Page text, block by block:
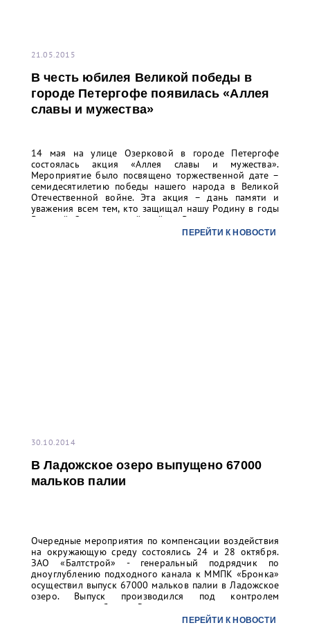
21.05.2015
В честь юбилея Великой победы в
городе Петергофе появилась «Аллея
славы и мужества»
14 мая на улице Озерковой в городе Петергофе
состоялась акция «Аллея славы и мужества».
Мероприятие было посвящено торжественной дате –
семидесятилетию победы нашего народа в Великой
Отечественной войне. Эта акция – дань памяти и
уважения всем тем, кто защищал нашу Родину в годы
Великой Отечественной войны. В ходе мероприятия
ветераны и участники войны, жители блокадного
ПЕРЕЙТИ К НОВОСТИ
30.10.2014
В Ладожское озеро выпущено 67000
мальков палии
Очередные мероприятия по компенсации воздействия
на окружающую среду состоялись 24 и 28 октября.
ЗАО «Балтстрой» - генеральный подрядчик по
дноуглублению подходного канала к ММПК «Бронка»
осуществил выпуск 67000 мальков палии в Ладожское
озеро. Выпуск производился под контролем
специалистов Северо-Западного территориального
управления (СЗТУ) Росрыболовства в присутствии
ПЕРЕЙТИ К НОВОСТИ